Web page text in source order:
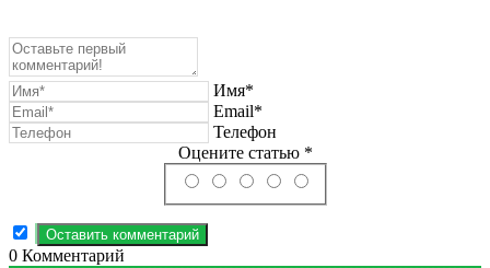
Имя*
Email*
Телефон
Оцените статью *
0 Комментарий